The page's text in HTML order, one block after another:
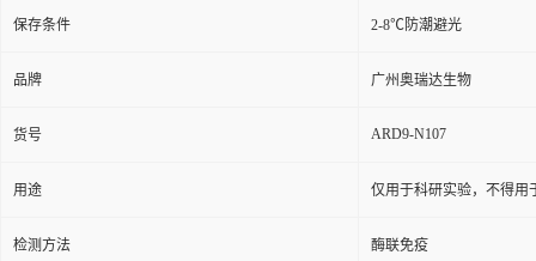
保存条件 2-8℃防潮避光
品牌 广州奥瑞达生物
货号 ARD9-N107
用途 仅用于科研实验，不得用
检测方法 酶联免疫